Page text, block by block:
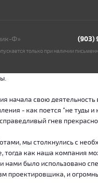
Ф» (903)
только при наличии
свою деятельность
- как поется "не
гнев
мы столкнулись с
тогда как наша компания
нами было использовано
проектировщика, и